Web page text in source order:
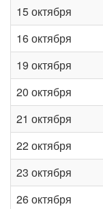
15 октября
16 октября
19 октября
20 октября
21 октября
22 октября
23 октября
26 октября